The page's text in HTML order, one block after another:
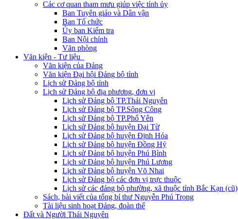
Các cơ quan tham mưu giúp việc tỉnh ủy
Ban Tuyên giáo và Dân vận
Ban Tổ chức
Ủy ban Kiểm tra
Ban Nội chính
Văn phòng
Văn kiện - Tư liệu
Văn kiện của Đảng
Văn kiện Đại hội Đảng bộ tỉnh
Lịch sử Đảng bộ tỉnh
Lịch sử Đảng bộ địa phương, đơn vị
Lịch sử Đảng bộ TP.Thái Nguyên
Lịch sử Đảng bộ TP.Sông Công
Lịch sử Đảng bộ TP.Phổ Yên
Lịch sử Đảng bộ huyện Đại Từ
Lịch sử Đảng bộ huyện Định Hóa
Lịch sử Đảng bộ huyện Đồng Hỷ
Lịch sử Đảng bộ huyện Phú Bình
Lịch sử Đảng bộ huyện Phú Lương
Lịch sử Đảng bộ huyện Võ Nhai
Lịch sử Đảng bộ các đơn vị trực thuộc
Lịch sử các đảng bộ phường, xã thuộc tỉnh Bắc Kạn (cũ)
Sách, bài viết của tổng bí thư Nguyễn Phú Trọng
Tài liệu sinh hoạt Đảng, đoàn thể
Đất và Người Thái Nguyên